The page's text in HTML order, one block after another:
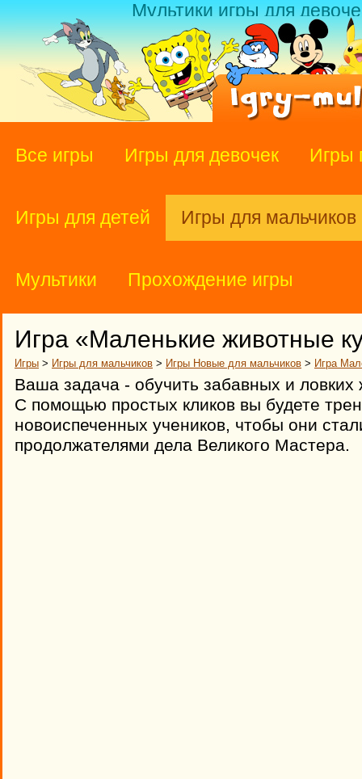
Мультики игры для
Все игры Игры для девочек Игры
Игры для детей Игры для мальчиков
Мультики Прохождение игры
Игра «Маленькие животные
Игры > Игры для мальчиков > Игры Новые для мальчиков > Игра
Ваша задача - обучить забавных и ловких
С помощью простых кликов вы будете
новоиспеченных учеников, чтобы они
продолжателями дела Великого Мастера.